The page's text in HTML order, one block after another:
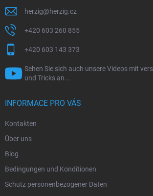
herzig@herzig.cz
+420 603 260 855
+420 603 143 373
Sehen Sie sich auch unsere Videos mit
und Tricks an...
INFORMACE PRO VÁS
Kontakten
Über uns
Blog
Bedingungen und Konditionen
Schutz personenbezogener Daten